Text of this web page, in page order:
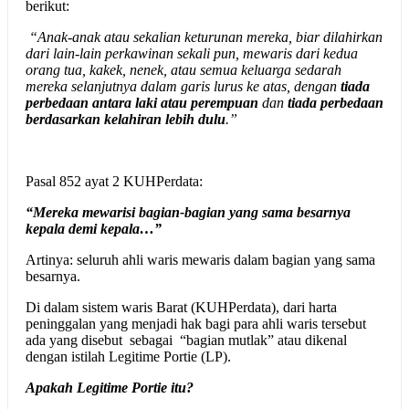
berikut:
“Anak-anak atau sekalian keturunan mereka, biar dilahirkan
dari lain-lain perkawinan sekali pun, mewaris dari kedua
orang tua, kakek, nenek, atau semua keluarga sedarah
mereka selanjutnya dalam garis lurus ke atas, dengan tiada
perbedaan antara laki atau perempuan dan tiada perbedaan
berdasarkan kelahiran lebih dulu.”
Pasal 852 ayat 2 KUHPerdata:
“Mereka mewarisi bagian-bagian yang sama besarnya
kepala demi kepala…”
Artinya: seluruh ahli waris mewaris dalam bagian yang sama
besarnya.
Di dalam sistem waris Barat (KUHPerdata), dari harta
peninggalan yang menjadi hak bagi para ahli waris tersebut
ada yang disebut sebagai “bagian mutlak” atau dikenal
dengan istilah Legitime Portie (LP).
Apakah Legitime Portie itu?